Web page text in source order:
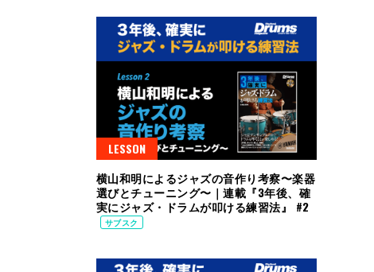
LESSON
横山和明によるジャズの音作り考察〜楽器
選びとチューニング〜｜連載『3年後、確
実にジャズ・ドラムが叩ける練習法』 #2
サブスク